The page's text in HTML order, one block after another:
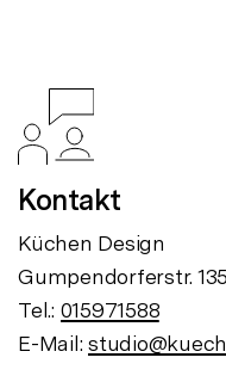
Kontakt
Küchen Design
Gumpendorferstr.
Tel.: 015971588
E-Mail: